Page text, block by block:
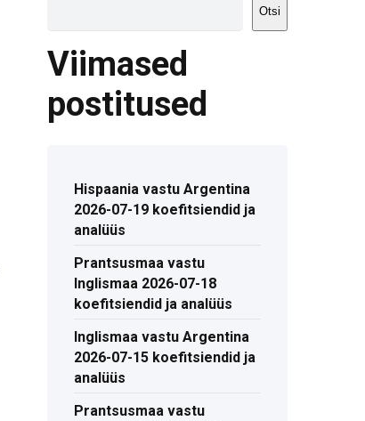
Otsi
Viimased
postitused
Hispaania vastu Argentina
2026-07-19 koefitsiendid ja
analüüs
Prantsusmaa vastu
Inglismaa 2026-07-18
koefitsiendid ja analüüs
Inglismaa vastu Argentina
2026-07-15 koefitsiendid ja
analüüs
Prantsusmaa vastu